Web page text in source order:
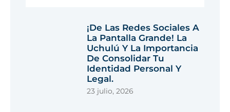
¡De Las Redes Sociales A
La Pantalla Grande! La
Uchulú Y La Importancia
De Consolidar Tu
Identidad Personal Y
Legal.
23 julio, 2026